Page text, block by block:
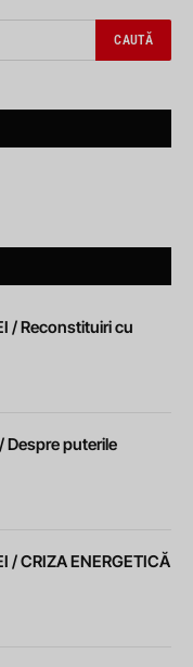
/ Reconstituiri cu
Despre puterile
/ CRIZA ENERGETICĂ